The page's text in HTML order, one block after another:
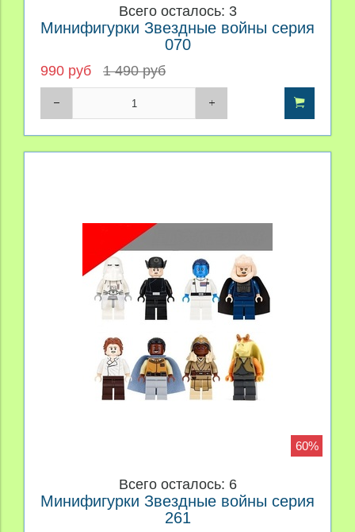
Всего осталось: 3
Минифигурки Звездные войны серия
070
990 руб 1 490 руб
60%
Всего осталось: 6
Минифигурки Звездные войны серия
261